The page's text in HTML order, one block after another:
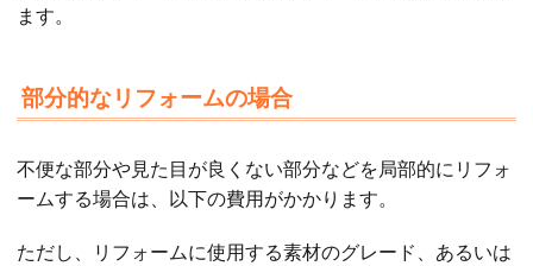
ます。
部分的なリフォームの場合
不便な部分や見た目が良くない部分などを局部的にリフォ
ームする場合は、以下の費用がかかります。
ただし、リフォームに使用する素材のグレード、あるいは